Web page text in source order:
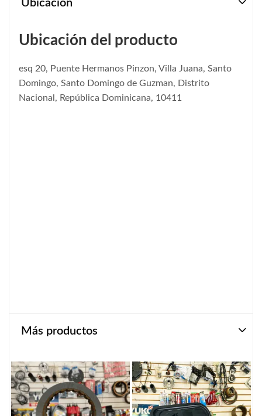
Ubicación
Ubicación del producto
esq 20, Puente Hermanos Pinzon, Villa Juana, Santo
Domingo, Santo Domingo de Guzman, Distrito
Nacional, República Dominicana, 10411
Más productos